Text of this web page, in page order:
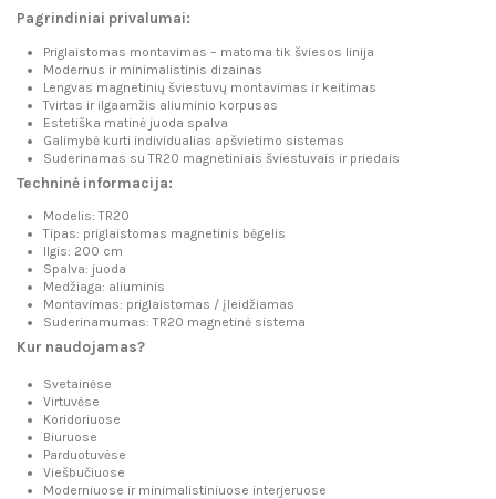
Pagrindiniai privalumai:
Priglaistomas montavimas – matoma tik šviesos linija
Modernus ir minimalistinis dizainas
Lengvas magnetinių šviestuvų montavimas ir keitimas
Tvirtas ir ilgaamžis aliuminio korpusas
Estetiška matinė juoda spalva
Galimybė kurti individualias apšvietimo sistemas
Suderinamas su TR20 magnetiniais šviestuvais ir priedais
Techninė informacija:
Modelis: TR20
Tipas: priglaistomas magnetinis bėgelis
Ilgis: 200 cm
Spalva: juoda
Medžiaga: aliuminis
Montavimas: priglaistomas / įleidžiamas
Suderinamumas: TR20 magnetinė sistema
Kur naudojamas?
Svetainėse
Virtuvėse
Koridoriuose
Biuruose
Parduotuvėse
Viešbučiuose
Moderniuose ir minimalistiniuose interjeruose